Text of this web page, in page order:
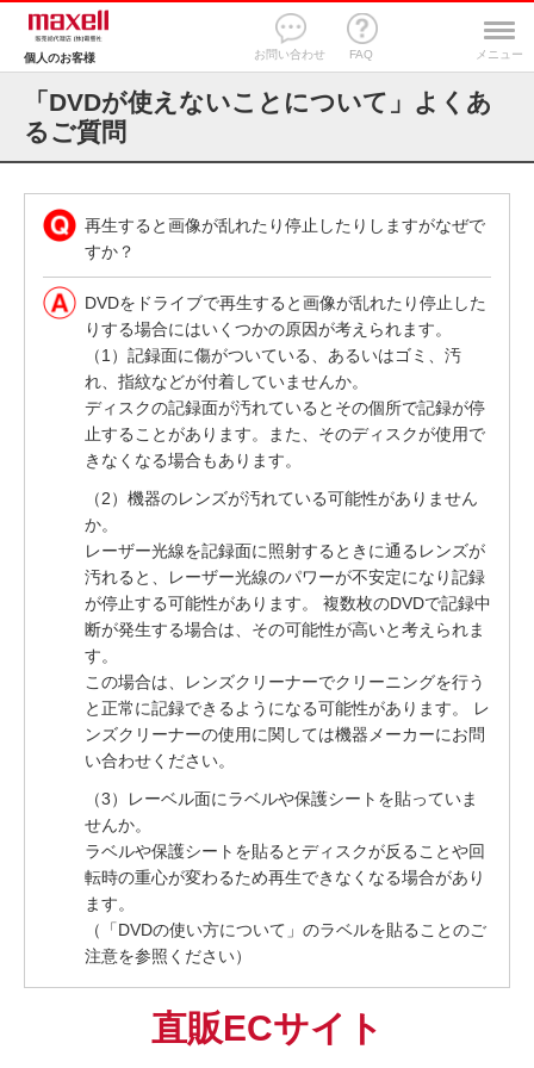
個人のお客様 お問い合わせ FAQ メニュー
「DVDが使えないことについて」よくあ
るご質問
再生すると画像が乱れたり停止したりしますがなぜで
すか？
DVDをドライブで再生すると画像が乱れたり停止した
りする場合にはいくつかの原因が考えられます。
（1）記録面に傷がついている、あるいはゴミ、汚
れ、指紋などが付着していませんか。
ディスクの記録面が汚れているとその個所で記録が停
止することがあります。また、そのディスクが使用で
きなくなる場合もあります。
（2）機器のレンズが汚れている可能性がありません
か。
レーザー光線を記録面に照射するときに通るレンズが
汚れると、レーザー光線のパワーが不安定になり記録
が停止する可能性があります。 複数枚のDVDで記録中
断が発生する場合は、その可能性が高いと考えられま
す。
この場合は、レンズクリーナーでクリーニングを行う
と正常に記録できるようになる可能性があります。 レ
ンズクリーナーの使用に関しては機器メーカーにお問
い合わせください。
（3）レーベル面にラベルや保護シートを貼っていま
せんか。
ラベルや保護シートを貼るとディスクが反ることや回
転時の重心が変わるため再生できなくなる場合があり
ます。
（「DVDの使い方について」のラベルを貼ることのご
注意を参照ください）
直販ECサイト